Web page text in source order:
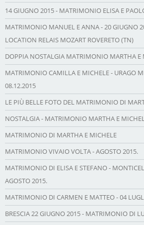
14 GIUGNO 2015 - MATRIMONIO ELISA E
MATRIMONIO MANUEL E ANNA - 20 GIUGNO
LOCATION RELAIS MOZART ROVERETO (TN)
DOPPIA NOSTALGIA MATRIMONIO MARTHA E
MATRIMONIO CAMILLA E MICHELE - URAGO
08.12.2015
LE PIÙ BELLE FOTO DEL MATRIMONIO DI
NOSTALGIA - MATRIMONIO MARTHA E
MATRIMONIO DI MARTHA E MICHELE
MATRIMONIO VIVAIO VOLTA - AGOSTO 2015.
MATRIMONIO DI ELISA E STEFANO -
AGOSTO 2015.
MATRIMONIO DI CARMEN E MATTEO - 04
BRESCIA 22 GIUGNO 2015 - MATRIMONIO DI